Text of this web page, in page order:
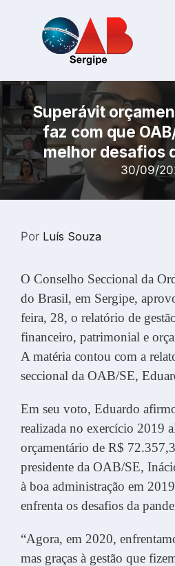
Superávit
faz com que
melhor desafios
30/09/
Por Luís Souza
O Conselho Seccional da
do Brasil, em Sergipe,
feira, 28, o relatório de
financeiro, patrimonial e
A matéria contou com a
seccional da OAB/SE,
Em seu voto, Eduardo
realizada no exercício 2019
orçamentário de R$
presidente da OAB/SE,
à boa administração em
enfrenta os desafios da
“Agora, em 2020,
mas graças à gestão que